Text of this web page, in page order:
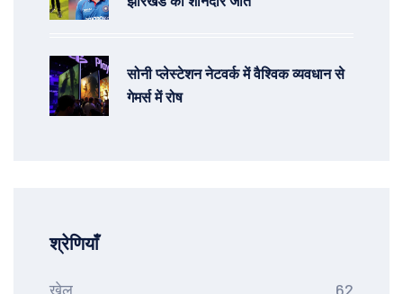
सोनी प्लेस्टेशन नेटवर्क में वैश्विक व्यवधान से
गेमर्स में रोष
श्रेणियाँ
खेल 62